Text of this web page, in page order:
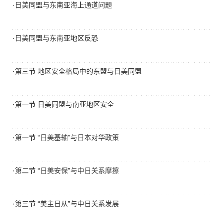
·日美同盟与东南亚海上通道问题
·日美同盟与东南亚地区反恐
·第三节 地区安全格局中的东盟与日美同盟
·第一节 日美同盟与南亚地区安全
·第一节 “日美基轴”与日本对华政策
·第二节 “日美安保”与中日关系摩擦
·第三节 “美主日从”与中日关系发展